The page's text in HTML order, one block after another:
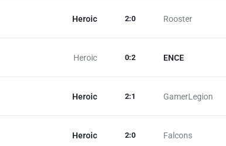
Heroic Rooster
2:0
Heroic ENCE
0:2
Heroic GamerLegion
2:1
Heroic Falcons
2:0